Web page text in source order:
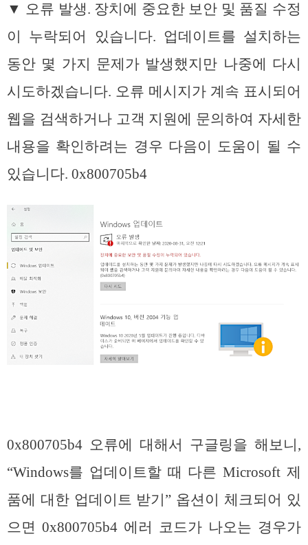
▼ 오류 발생. 장치에 중요한 보안 및 품질 수정
이 누락되어 있습니다. 업데이트를 설치하는
동안 몇 가지 문제가 발생했지만 나중에 다시
시도하겠습니다. 오류 메시지가 계속 표시되어
웹을 검색하거나 고객 지원에 문의하여 자세한
내용을 확인하려는 경우 다음이 도움이 될 수
있습니다. 0x800705b4
0x800705b4 오류에 대해서 구글링을 해보니,
“Windows를 업데이트할 때 다른 Microsoft 제
품에 대한 업데이트 받기” 옵션이 체크되어 있
으면 0x800705b4 에러 코드가 나오는 경우가